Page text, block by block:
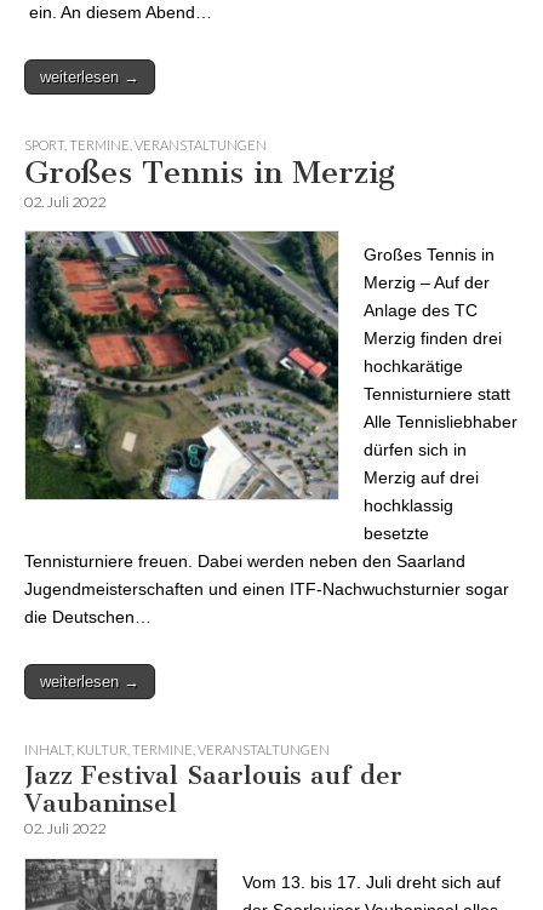
ein. An diesem Abend…
weiterlesen →
SPORT, TERMINE VERANSTALTUNGEN
Großes Tennis in Merzig
02. Juli 2022
Großes Tennis in
Merzig – Auf der
Anlage des TC
Merzig finden drei
hochkarätige
Tennisturniere statt
Alle Tennisliebhaber
dürfen sich in
Merzig auf drei
hochklassig
besetzte
Tennisturniere freuen. Dabei werden neben den Saarland
Jugendmeisterschaften und einen ITF-Nachwuchsturnier sogar
die Deutschen…
weiterlesen →
INHALT, KULTUR TERMINE VERANSTALTUNGEN
Jazz Festival Saarlouis auf der
Vaubaninsel
02. Juli 2022
Vom 13. bis 17. Juli dreht sich auf